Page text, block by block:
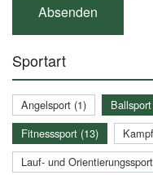
Sportart
Angelsport (1)
Fitnesssport (13)
Lauf- und